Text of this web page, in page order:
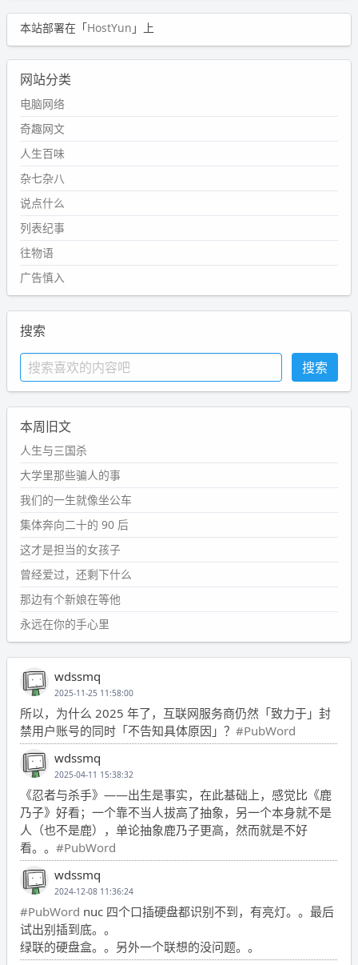
本站部署在「HostYun 」上
网站分类
电脑网络
奇趣网文
人生百味
杂七杂八
说点什么
列表纪事
往物语
广告慎入
搜索
本周旧文
人生与三国杀
大学里那些骗人的事
我们的一生就像坐公车
集体奔向二十的 90 后
这才是担当的女孩子
曾经爱过，还剩下什么
那边有个新娘在等他
永远在你的手心里
wdssmq
2025-11-25 11:58:00
所以，为什么 2025 年了，互联网服务商仍然「致力于」封
禁用户账号的同时「不告知具体原因」？ #PubWord
wdssmq
2025-04-11 15:38:32
《忍者与杀手》——出生是事实，在此基础上，感觉比《鹿
乃子》好看；一个靠不当人拔高了抽象，另一个本身就不是
人（也不是鹿），单论抽象鹿乃子更高，然而就是不好
看。。 #PubWord
wdssmq
2024-12-08 11:36:24
#PubWord nuc 四个口插硬盘都识别不到，有亮灯。。最后
试出别插到底。。
绿联的硬盘盒。。另外一个联想的没问题。。